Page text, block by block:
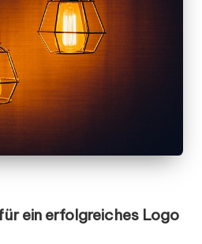
ein erfolgreiches Logo